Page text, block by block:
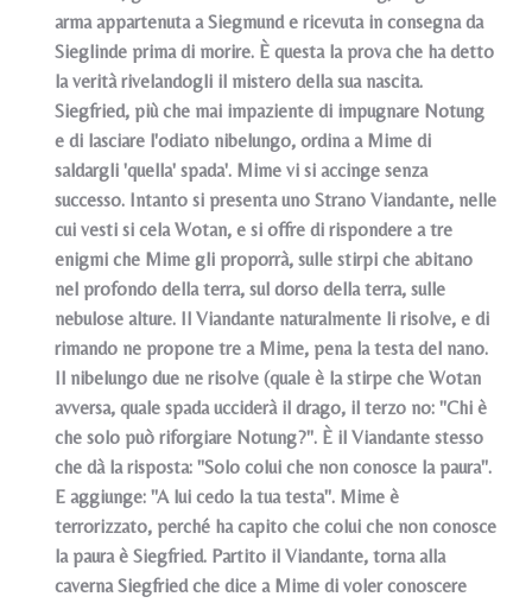
arma appartenuta a Siegmund e ricevuta in consegna da
Sieglinde prima di morire. È questa la prova che ha detto
la verità rivelandogli il mistero della sua nascita.
Siegfried, più che mai impaziente di impugnare Notung
e di lasciare l'odiato nibelungo, ordina a Mime di
saldargli 'quella' spada'. Mime vi si accinge senza
successo. Intanto si presenta uno Strano Viandante, nelle
cui vesti si cela Wotan, e si offre di rispondere a tre
enigmi che Mime gli proporrà, sulle stirpi che abitano
nel profondo della terra, sul dorso della terra, sulle
nebulose alture. Il Viandante naturalmente li risolve, e di
rimando ne propone tre a Mime, pena la testa del nano.
Il nibelungo due ne risolve (quale è la stirpe che Wotan
avversa, quale spada ucciderà il drago, il terzo no: "Chi è
che solo può riforgiare Notung?". È il Viandante stesso
che dà la risposta: "Solo colui che non conosce la paura".
E aggiunge: "A lui cedo la tua testa". Mime è
terrorizzato, perché ha capito che colui che non conosce
la paura è Siegfried. Partito il Viandante, torna alla
caverna Siegfried che dice a Mime di voler conoscere